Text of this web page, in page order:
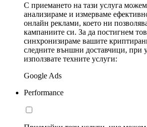
С приемането на тази услуга
анализираме и измерваме
онлайн реклами, което ни
кампаниите си. За да постигнем
синхронизираме вашите
следните външни доставчици, при
използвате техните услуги:
Google Ads
Performance